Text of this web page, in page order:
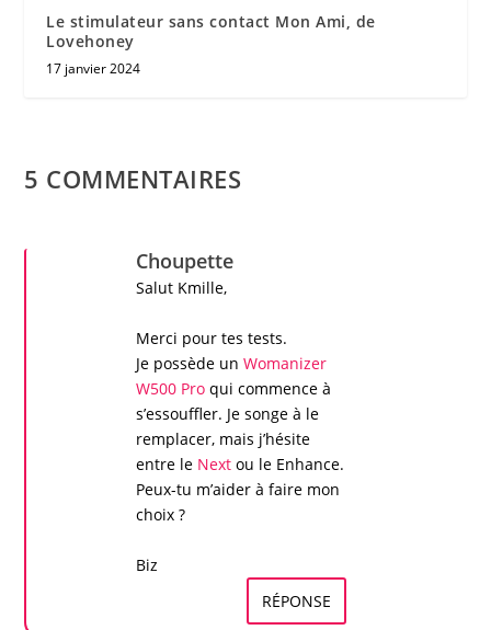
Le stimulateur sans contact Mon Ami, de
Lovehoney
17 janvier 2024
5 COMMENTAIRES
Choupette
Salut Kmille,
Merci pour testests.
Je possède unWomanizer
W500 Pro qui commence à
s’essouffler. Je songe à le
remplacer, mais j’hésite
entre le Next ou le Enhance.
Peux-tu m’aider à faire mon
choix ?
Biz
RÉPONSE